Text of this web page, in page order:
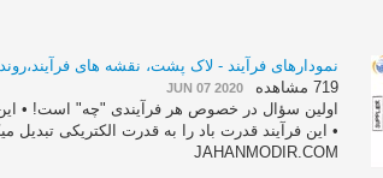
نمودارهای فرآیند - لاک پشت، نقشه های
719 مشاهده
JUN 07 2020
اولین سؤال در خصوص هر فرآیندی "چه" است! • این
• این فرآیند قدرت باد را به قدرت الکتریکی تبدیل
JAHANMODIR.COM